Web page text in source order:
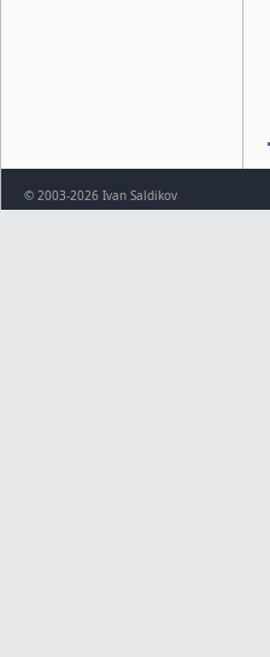
© 2003-2026 Ivan Saldikov